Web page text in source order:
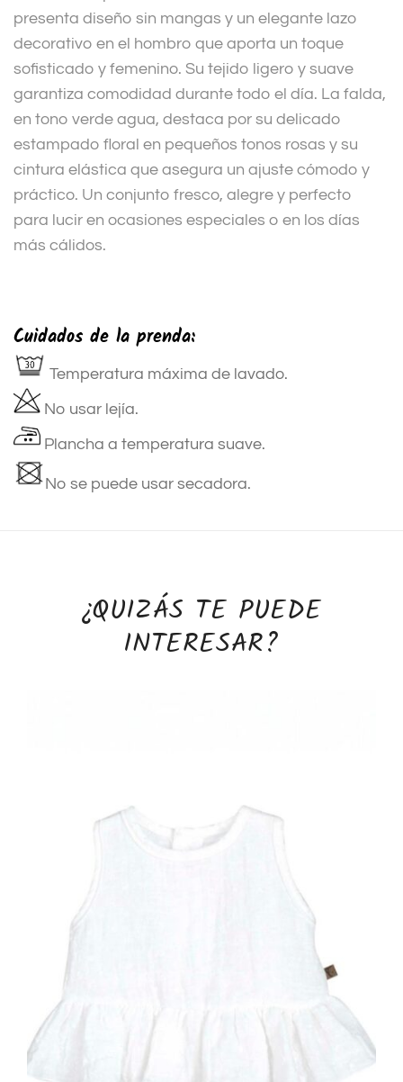
presenta diseño sin mangas y un elegante lazo
decorativo en el hombro que aporta un toque
sofisticado y femenino. Su tejido ligero y suave
garantiza comodidad durante todo el día. La falda,
en tono verde agua, destaca por su delicado
estampado floral en pequeños tonos rosas y su
cintura elástica que asegura un ajuste cómodo y
práctico. Un conjunto fresco, alegre y perfecto
para lucir en ocasiones especiales o en los días
más cálidos.
Cuidados de la prenda:
Temperatura máxima de lavado.
No usar lejía.
Plancha a temperatura suave.
No se puede usar secadora.
¿QUIZÁS TE PUEDE
INTERESAR?